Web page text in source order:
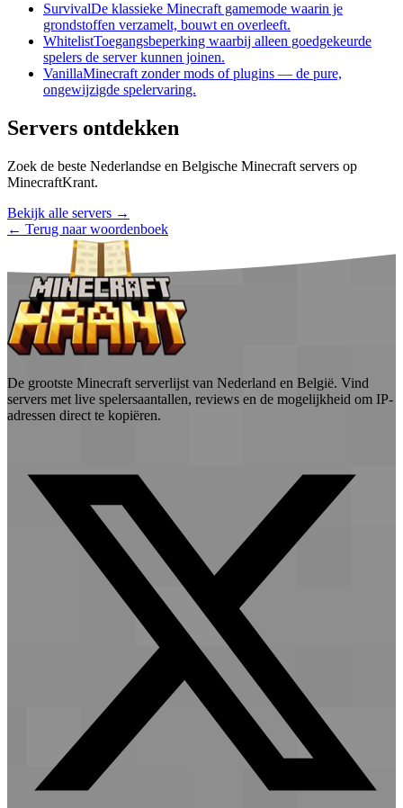
SurvivalDe klassieke Minecraft gamemode waarin je
grondstoffen verzamelt, bouwt en overleeft.
WhitelistToegangsbeperking waarbij alleen goedgekeurde
spelers de server kunnen joinen.
VanillaMinecraft zonder mods of plugins — de pure,
ongewijzigde spelervaring.
Servers ontdekken
Zoek de beste Nederlandse en Belgische Minecraft servers op
MinecraftKrant.
Bekijk alle servers →
← Terug naar woordenboek
De grootste Minecraft serverlijst van Nederland en België. Vind
servers met live spelersaantallen, reviews en de mogelijkheid om IP-
adressen direct te kopiëren.